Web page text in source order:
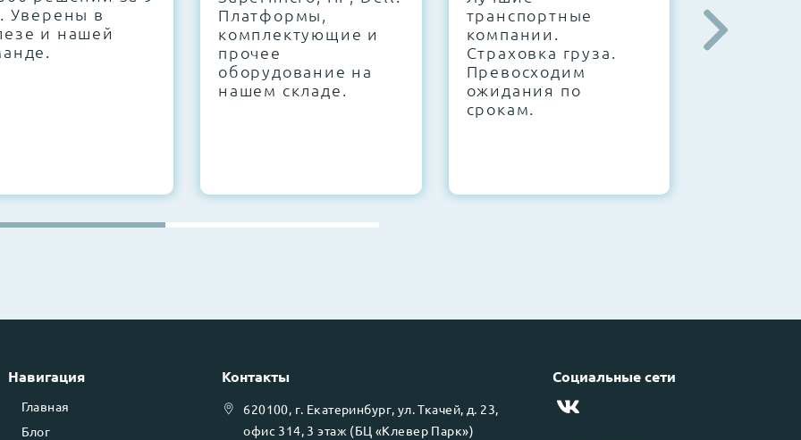
Уверены в
и нашей
Платформы,
комплектующие и
прочее
оборудование на
нашем складе.
транспортные
компании.
Страховка груза.
Превосходим
ожидания по
срокам.
штате.
10000+
Навигация
Главная
Блог
Контакты
620100, г. Екатеринбург, ул.Ткачей, д. 23,
офис 314, 3 этаж (БЦ «Клевер Парк»)
Социальные сети